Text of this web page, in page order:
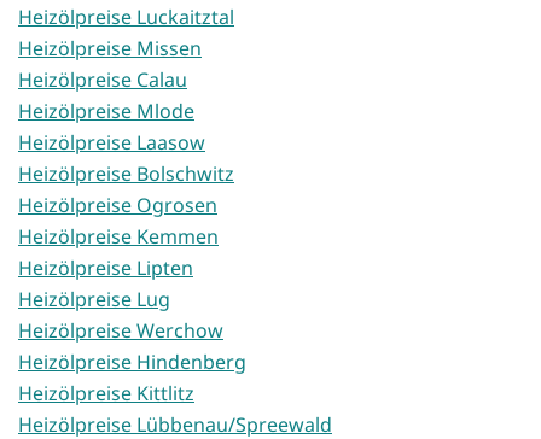
Heizölpreise Luckaitztal
Heizölpreise Missen
Heizölpreise Calau
Heizölpreise Mlode
Heizölpreise Laasow
Heizölpreise Bolschwitz
Heizölpreise Ogrosen
Heizölpreise Kemmen
Heizölpreise Lipten
Heizölpreise Lug
Heizölpreise Werchow
Heizölpreise Hindenberg
Heizölpreise Kittlitz
Heizölpreise Lübbenau/Spreewald